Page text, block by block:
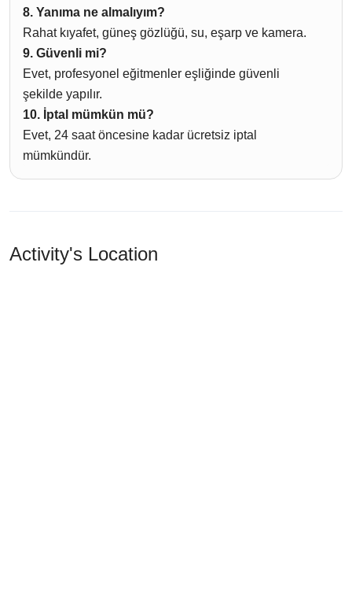
8. Yanıma ne almalıyım?
Rahat kıyafet, güneş gözlüğü, su, eşarp ve kamera.
9. Güvenli mi?
Evet, profesyonel eğitmenler eşliğinde güvenli
şekilde yapılır.
10. İptal mümkün mü?
Evet, 24 saat öncesine kadar ücretsiz iptal
mümkündür.
Activity's Location